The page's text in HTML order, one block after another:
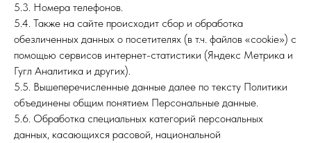
5.3. Номера телефонов.
5.4. Также на сайте происходит сбор и обработка
обезличенных данных о посетителях (в т.ч. файлов «cookie») с
помощью сервисов интернет-статистики (Яндекс Метрика и
Гугл Аналитика и других).
5.5. Вышеперечисленные данные далее по тексту Политики
объединены общим понятием Персональные данные.
5.6. Обработка специальных категорий персональных
данных, касающихся расовой, национальной